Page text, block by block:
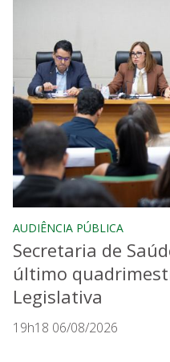
AUDIÊNCIA PÚBLICA
Secretaria de
último
Legislativa
19h18 06/08/2026